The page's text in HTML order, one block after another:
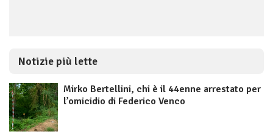
Notizie più lette
Mirko Bertellini, chi è il 44enne arrestato per
l’omicidio di Federico Venco